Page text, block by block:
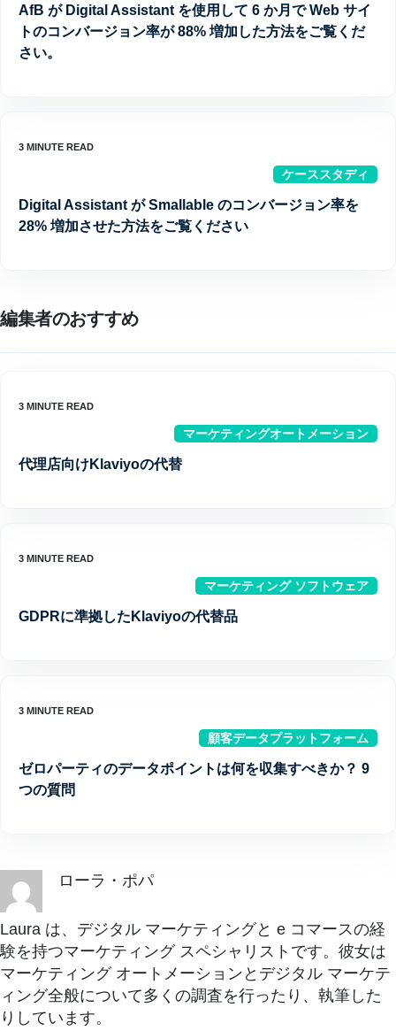
AfB が Digital Assistant を使用して 6 か月で Web サイ
トのコンバージョン率が 88% 増加した方法をご覧くだ
さい。
ケーススタディ
Digital Assistant が Smallable のコンバージョン率を
28% 増加させた方法をご覧ください
編集者のおすすめ
マーケティングオートメーション
代理店向けKlaviyoの代替
マーケティング ソフトウェア
GDPRに準拠したKlaviyoの代替品
顧客データプラットフォーム
ゼロパーティのデータポイントは何を収集すべきか？ 9
つの質問
ローラ・ポパ
Laura は、デジタル マーケティングと e コマースの経
験を持つマーケティング スペシャリストです。彼女は
マーケティング オートメーションとデジタル マーケテ
ィング全般について多くの調査を行ったり、執筆した
りしています。